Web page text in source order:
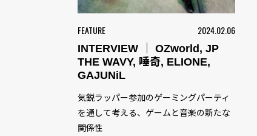
FEATURE 2024.02.06
INTERVIEW ｜ OZworld, JP
THE WAVY, 唾奇, ELIONE,
GAJUNiL
気鋭ラッパー参加のゲーミングパーティ
を通して考える、ゲームと音楽の新たな
関係性